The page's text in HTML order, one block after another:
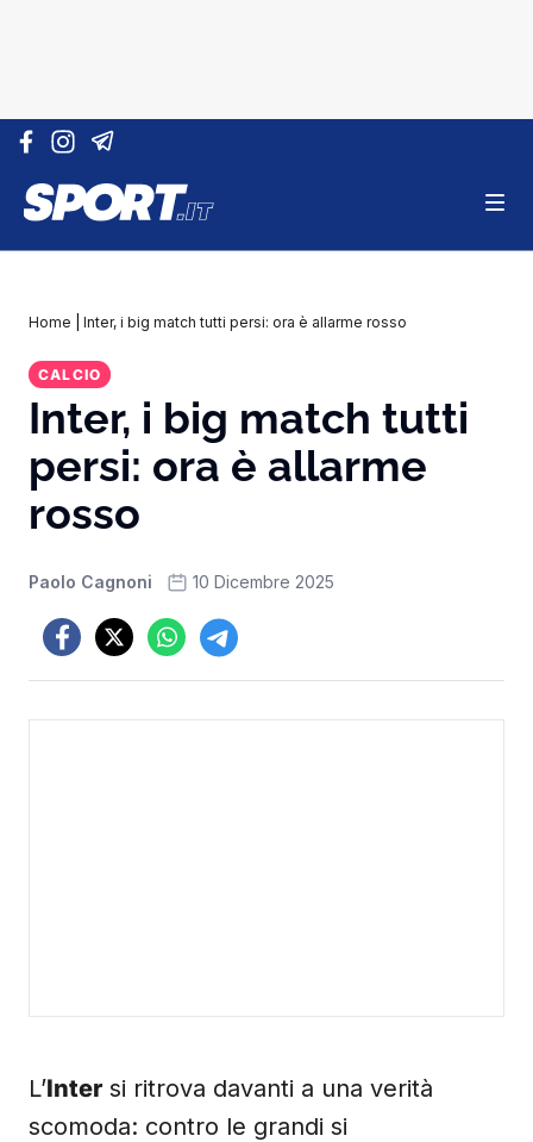
Vai al contenuto
Home Inter, i big match tutti persi: ora è allarme rosso
CALCIO
Inter, i big match tutti
persi: ora è allarme
rosso
Paolo Cagnoni 10 Dicembre 2025
L’Inter si ritrova davanti a una verità
scomoda: contro le grandi si